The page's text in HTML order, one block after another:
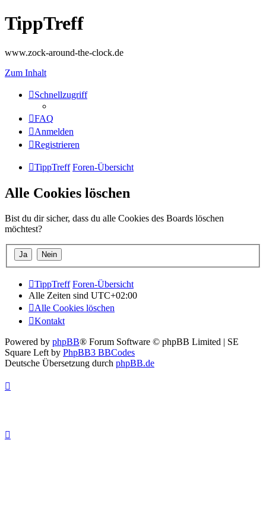
TippTreff
www.zock-around-the-clock.de
Zum Inhalt
Schnellzugriff
FAQ
Anmelden
Registrieren
TippTreff Foren-Übersicht
Alle Cookies löschen
Bist du dir sicher, dass du alle Cookies des Boards löschen
möchtest?
TippTreff Foren-Übersicht
Alle Zeiten sind UTC+02:00
Alle Cookies löschen
Kontakt
Powered by phpBB® Forum Software © phpBB Limited | SE
Square Left by PhpBB3 BBCodes
Deutsche Übersetzung durch phpBB.de